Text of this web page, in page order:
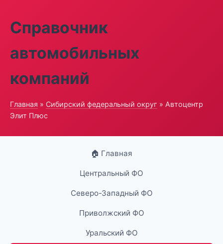
Справочник
автомобильных
компаний
Главная » Сибирский федеральный округ » Автоцентр
Элит Плюс
🏠 Главная
Центральный ФО
Северо-Западный ФО
Приволжский ФО
Уральский ФО